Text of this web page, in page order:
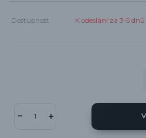
Dostupnost K odeslání za 3-5 dnů